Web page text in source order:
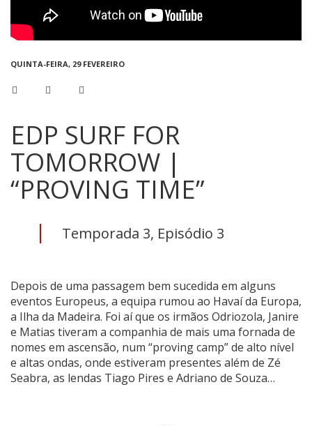
QUINTA-FEIRA, 29 FEVEREIRO
EDP SURF FOR
TOMORROW |
“PROVING TIME”
Temporada 3, Episódio 3
Depois de uma passagem bem sucedida em alguns
eventos Europeus, a equipa rumou ao Havaí da Europa,
a Ilha da Madeira. Foi aí que os irmãos Odriozola, Janire
e Matias tiveram a companhia de mais uma fornada de
nomes em ascensão, num “proving camp” de alto nível
e altas ondas, onde estiveram presentes além de Zé
Seabra, as lendas Tiago Pires e Adriano de Souza…